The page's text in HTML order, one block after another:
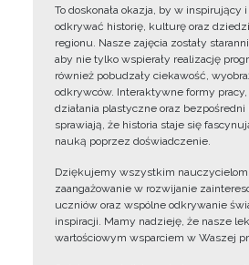
To doskonała okazja, by w inspirujący
odkrywać historię, kulturę oraz
regionu. Nasze zajęcia zostały
aby nie tylko wspierały realizację
również pobudzały ciekawość,
odkrywców. Interaktywne formy
działania plastyczne oraz
sprawiają, że historia staje się
nauką poprzez doświadczenie.
Dziękujemy wszystkim
zaangażowanie w rozwijanie
uczniów oraz wspólne odkrywanie
inspiracji. Mamy nadzieję, że nasze
wartościowym wsparciem w Waszej